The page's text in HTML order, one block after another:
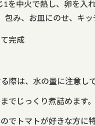
を中火で熱し、卵を入
み、お皿にのせ、キッ
完成
際は、水の量に注意し
でじっくり煮詰めます。
でトマトが好きな方に